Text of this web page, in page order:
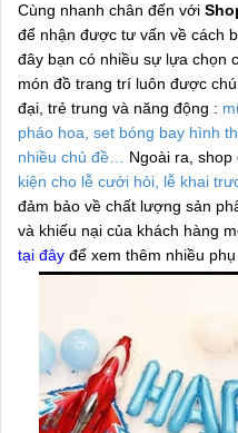
Cùng nhanh chân đến với
để nhận được tư vấn về cách
đây bạn có nhiều sự lựa chọn
món đồ trang trí luôn được
đại, trẻ trung và năng động :
pháo hoa, set bóng bay hình
nhiều chủ đề…
Ngoài ra, shop
kiện cho lễ cưới hỏi, lễ khai
đảm bảo về chất lượng sản
và khiếu nại của khách hàng
tại đây để xem thêm nhiều phụ